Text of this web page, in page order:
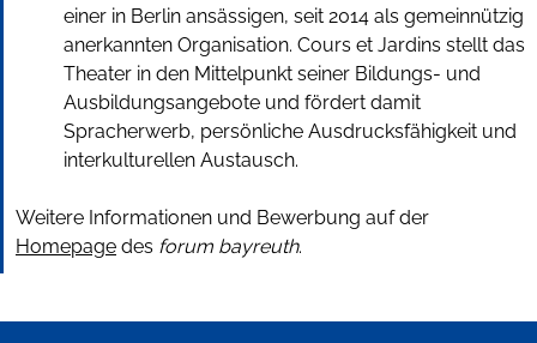
einer in Berlin ansässigen, seit 2014 als gemeinnützig
anerkannten Organisation. Cours et Jardins stellt das
Theater in den Mittelpunkt seiner Bildungs- und
Ausbildungsangebote und fördert damit
Spracherwerb, persönliche Ausdrucksfähigkeit und
interkulturellen Austausch.
Weitere Informationen und Bewerbung auf der
Homepage des forum bayreuth.